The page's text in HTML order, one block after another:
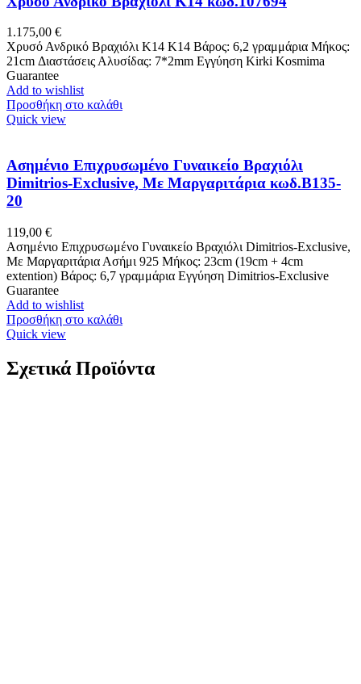
1.175,00 €
Χρυσό Ανδρικό Βραχιόλι Κ14 Κ14 Βάρος: 6,2 γραμμάρια Μήκος:
21cm Διαστάσεις Αλυσίδας: 7*2mm Εγγύηση Kirki Kosmima
Guarantee
Add to wishlist
Προσθήκη στο καλάθι
Quick view
Ασημένιο Επιχρυσωμένο Γυναικείο Βραχιόλι
Dimitrios-Exclusive, Mε Μαργαριτάρια κωδ.B135-
20
119,00 €
Ασημένιο Επιχρυσωμένο Γυναικείο Βραχιόλι Dimitrios-Exclusive,
Mε Μαργαριτάρια Ασήμι 925 Μήκος: 23cm (19cm + 4cm
extention) Βάρος: 6,7 γραμμάρια Εγγύηση Dimitrios-Exclusive
Guarantee
Add to wishlist
Προσθήκη στο καλάθι
Quick view
Σχετικά Προϊόντα